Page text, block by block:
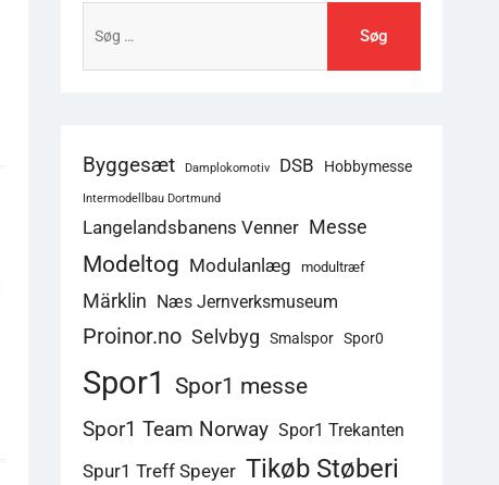
efter:
Byggesæt Damplokomotiv DSB Hobbymesse
Intermodellbau Dortmund
Langelandsbanens Venner Messe
Modeltog Modulanlæg modultræf
Märklin Næs Jernverksmuseum
Proinor.no Selvbyg Smalspor Spor0
Spor1 Spor1 messe
Spor1 Team Norway Spor1 Trekanten
Spur1 Treff Speyer Tikøb Støberi